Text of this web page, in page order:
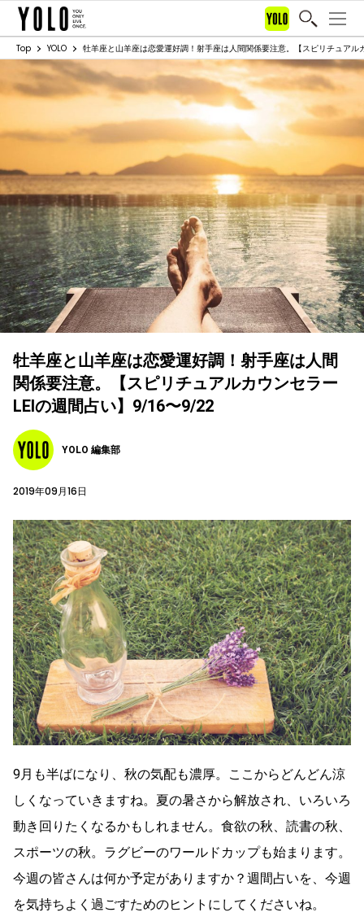
Top YOLO 牡羊座と山羊座は恋愛運好調！射手座は人間関係要注意。【スピリチュア
牡羊座と山羊座は恋愛運好調！射手座は人間
関係要注意。【スピリチュアルカウンセラー
LEIの週間占い】9/16〜9/22
YOLO 編集部
2019年09月16日
9月も半ばになり、秋の気配も濃厚。ここからどんどん涼
しくなっていきますね。夏の暑さから解放され、いろいろ
動き回りたくなるかもしれません。食欲の秋、読書の秋、
スポーツの秋。ラグビーのワールドカップも始まります。
今週の皆さんは何か予定がありますか？週間占いを、今週
を気持ちよく過ごすためのヒントにしてくださいね。